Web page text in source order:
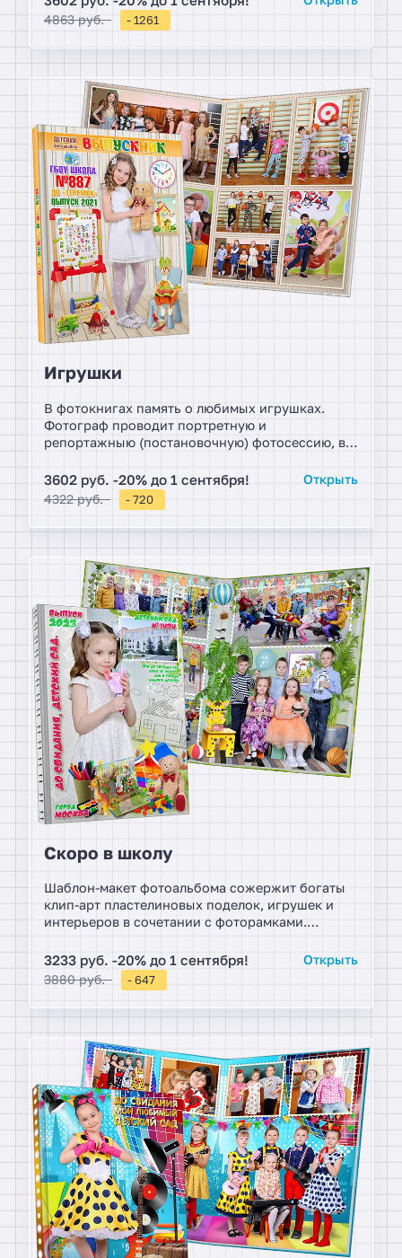
4863 руб. - 1261
Игрушки
В фотокнигах память о любимых игрушках.
Фотограф проводит портретную и
репортажныю (постановочную) фотосессию, в
любимые игрушки. Хит!
3602 руб. -20% до 1 сентября!
4322 руб. - 720
Открыть
Скоро в школу
Шаблон-макет фотоальбома сожержит богаты
клип-арт пластелиновых поделок, игрушек и
интерьеров в сочетании с фоторамками.
этот вариант будет лучшими решением для
заказа.
3233 руб. -20% до 1 сентября!
3880 руб. - 647
Открыть